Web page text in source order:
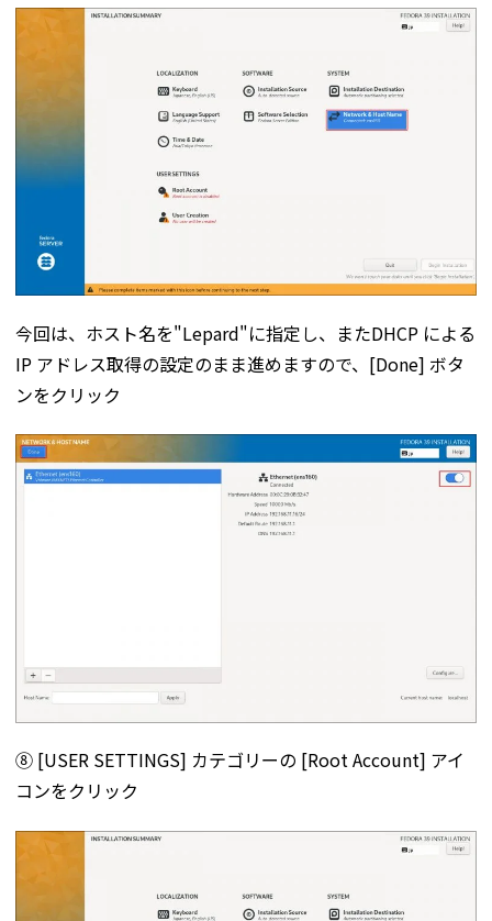
今回は、ホスト名を"Lepard"に指定し、またDHCP による
IP アドレス取得の設定のまま進めますので、[Done] ボタ
ンをクリック
⑧ [USER SETTINGS] カテゴリーの [Root Account] アイ
コンをクリック